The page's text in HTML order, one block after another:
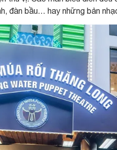
đàn bầu… hay những bản